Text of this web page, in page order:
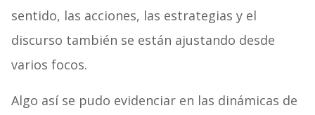
sentido, las acciones, las estrategias y el
discurso también se están ajustando desde
varios focos.
Algo así se pudo evidenciar en las dinámicas de